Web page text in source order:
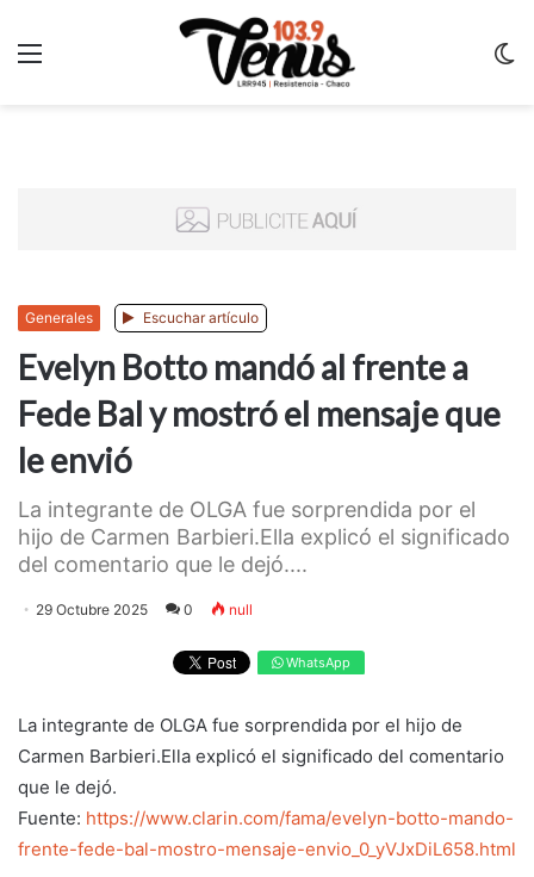
Generales Escuchar artículo
Evelyn Botto mandó al frente a
Fede Bal y mostró el mensaje que
le envió
La integrante de OLGA fue sorprendida por el
hijo de Carmen Barbieri.Ella explicó el significado
del comentario que le dejó....
29 Octubre 2025 0 null
WhatsApp
La integrante de OLGA fue sorprendida por el hijo de
Carmen Barbieri.Ella explicó el significado del comentario
que le dejó.
Fuente: https://www.clarin.com/fama/evelyn-botto-mando-
frente-fede-bal-mostro-mensaje-envio_0_yVJxDiL658.html